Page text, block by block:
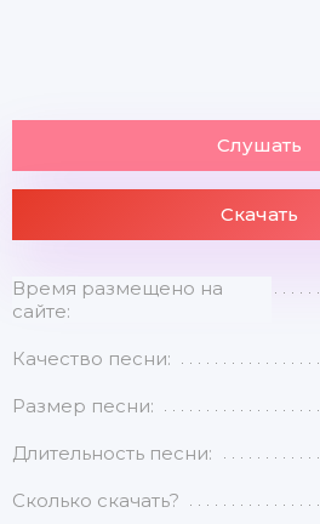
Слушать
Скачать
Время размещено на
сайте:
Качество песни:
Размер песни:
Длительность песни:
Сколько скачать?